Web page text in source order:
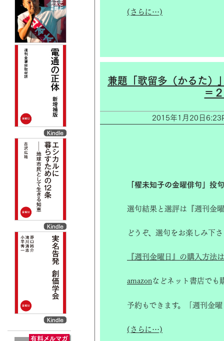
(さらに…)
兼題「歌留多（かるた）
＝
2015年1月20日
「櫂未知子の金曜俳句」投
選句結果と選評は『週刊金
どうぞ、選句をお楽しみ下
『週刊金曜日』の購入方法
amazonなどネット書店でも
予約もできます。「週刊金
(さらに…)